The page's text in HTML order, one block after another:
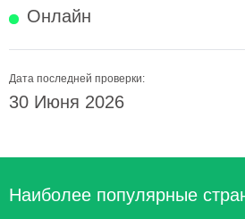
Онлайн
Дата последней проверки:
30 Июня 2026
Наиболее популярные